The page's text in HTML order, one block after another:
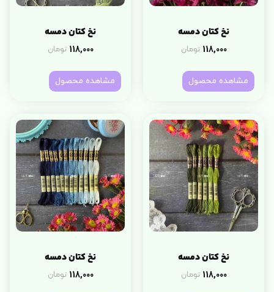
نخ کتان دمسه
118,000 تومان
مشاهده محصول
نخ کتان دمسه
118,000 تومان
مشاهده محصول
نخ کتان دمسه
118,000 تومان
نخ کتان دمسه
118,000 تومان